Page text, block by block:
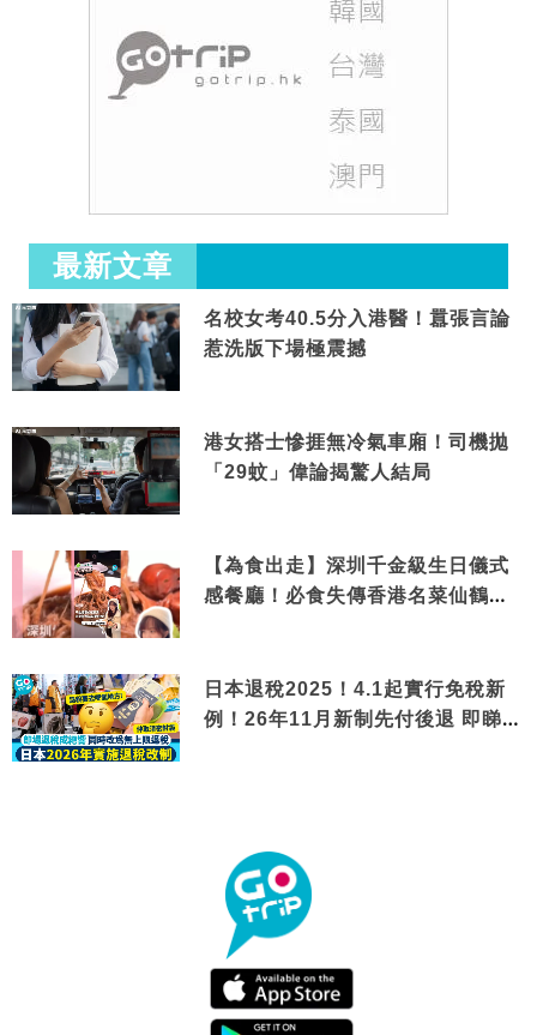
最新文章
名校女考40.5分入港醫！囂張言論
惹洗版下場極震撼
港女搭士慘捱無冷氣車廂！司機拋
「29蚊」偉論揭驚人結局
【為食出走】深圳千金級生日儀式
感餐廳！必食失傳香港名菜仙鶴神
日本退稅2025！4.1起實行免稅新
例！26年11月新制先付後退 即睇步